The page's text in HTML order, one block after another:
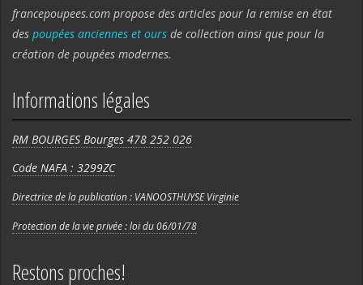
francepoupees.com propose des articles pour la remise en état
des poupées anciennes et ours de collection ainsi que pour la
création de poupées modernes.
Informations légales
RM BOURGES Bourges 478 252 026
Code NAFA : 3299ZC
Directrice de la publication : VANOOSTHUYSE Virginie
Protection de la vie privée : loi du 06/01/78
Restons proches!